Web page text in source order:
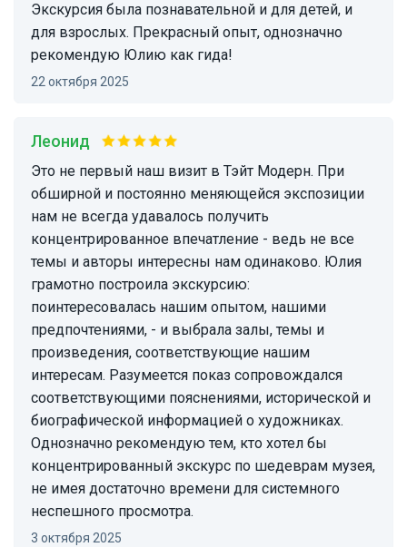
Экскурсия была познавательной и для детей, и
для взрослых. Прекрасный опыт, однозначно
рекомендую Юлию как гида!
22 октября 2025
Леонид
Это не первый наш визит в Тэйт Модерн. При
обширной и постоянно меняющейся экспозиции
нам не всегда удавалось получить
концентрированное впечатление - ведь не все
темы и авторы интересны нам одинаково. Юлия
грамотно построила экскурсию:
поинтересовалась нашим опытом, нашими
предпочтениями, - и выбрала залы, темы и
произведения, соответствующие нашим
интересам. Разумеется показ сопровождался
соответствующими пояснениями, исторической и
биографической информацией о художниках.
Однозначно рекомендую тем, кто хотел бы
концентрированный экскурс по шедеврам музея,
не имея достаточно времени для системного
неспешного просмотра.
3 октября 2025